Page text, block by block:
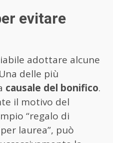
evitare
adottare alcune
delle più
causale del bonifico.
il motivo del
“regalo di
laurea”, può